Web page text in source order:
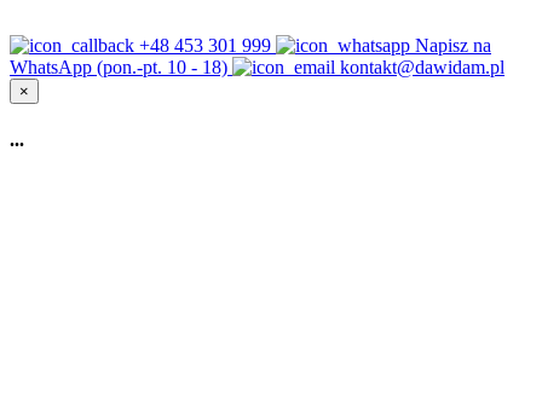
+48 453 301 999
Napisz na
WhatsApp (pon.-pt. 10 - 18)
kontakt@dawidam.pl
×
...